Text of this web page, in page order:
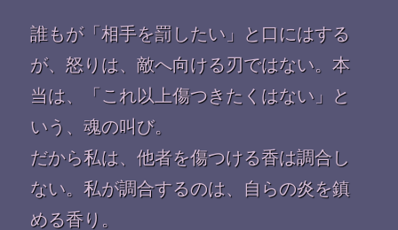
誰もが「相手を罰したい」と口にはする
が、怒りは、敵へ向ける刃ではない。本
当は、「これ以上傷つきたくはない」と
いう、魂の叫び。
だから私は、他者を傷つける香は調合し
ない。私が調合するのは、自らの炎を鎮
める香り。